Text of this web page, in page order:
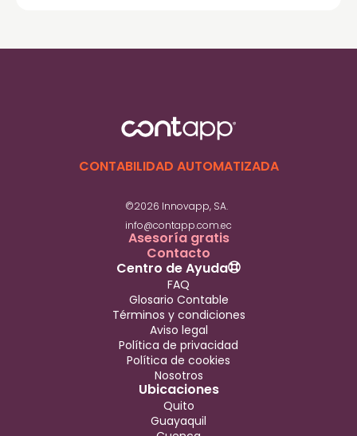
CONTABILIDAD AUTOMATIZADA
©2026 Innovapp, SA.
info@contapp.com.ec
Asesoría gratis
Contacto
Ubicaciones
Quito
Guayaquil
Centro de Ayuda
FAQ
Glosario Contable
Términos y condiciones
Aviso legal
Política de privacidad
Política de cookies
Nosotros